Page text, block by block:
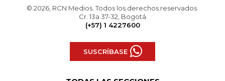
© 2026, RCN Medios. Todos los derechos reservados.
Cr. 13a 37-32, Bogotá
(+57) 1 4227600
SUSCRÍBASE